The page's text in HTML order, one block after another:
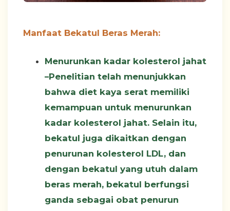
Manfaat Bekatul Beras Merah:
Menurunkan kadar kolesterol jahat
–Penelitian telah menunjukkan
bahwa diet kaya serat memiliki
kemampuan untuk menurunkan
kadar kolesterol jahat. Selain itu,
bekatul juga dikaitkan dengan
penurunan kolesterol LDL, dan
dengan bekatul yang utuh dalam
beras merah, bekatul berfungsi
ganda sebagai obat penurun